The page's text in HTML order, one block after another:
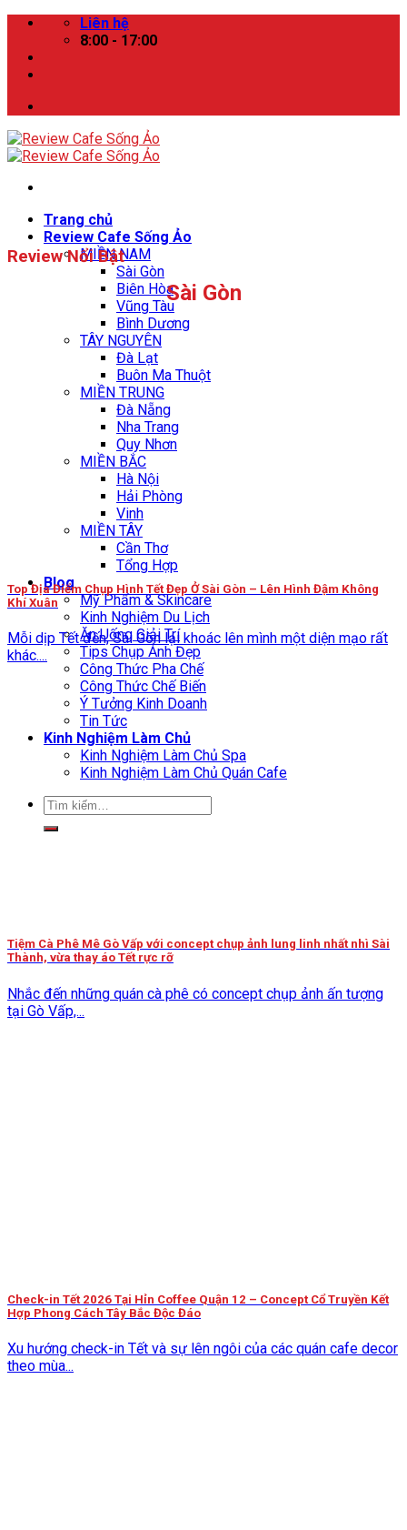
Skip
content
Liên hệ
8:00 - 17:00
Trang chủ
Review Cafe Sống Ảo
MIỀN NAM
Sài Gòn
Biên Hòa
Vũng Tàu
Bình Dương
TÂY NGUYÊN
Đà Lạt
Buôn Ma Thuột
MIỀN TRUNG
Đà Nẵng
Nha Trang
Quy Nhơn
MIỀN BẮC
Hà Nội
Hải Phòng
Vinh
MIỀN TÂY
Cần Thơ
Tổng Hợp
Blog
Mỹ Phẩm & Skincare
Kinh Nghiệm Du Lịch
Ăn Uống Giải Trí
Tips Chụp Ảnh Đẹp
Công Thức Pha Chế
Công Thức Chế Biến
Ý Tưởng Kinh Doanh
Tin Tức
Kinh Nghiệm Làm Chủ
Kinh Nghiệm Làm Chủ Spa
Kinh Nghiệm Làm Chủ Quán Cafe
Tìm
kiếm:
Review Nổi Bật
Sài Gòn
Top Địa Điểm Chụp Hình Tết Đẹp Ở Sài Gòn – Lên Hình Đậm Không
Khí Xuân
Mỗi dịp Tết đến, Sài Gòn lại khoác lên mình một diện mạo rất
khác....
Tiệm Cà Phê Mê Gò Vấp với concept chụp ảnh lung linh nhất nhì Sài
Thành, vừa thay áo Tết rực rỡ
Nhắc đến những quán cà phê có concept chụp ảnh ấn tượng
tại Gò Vấp,...
Check-in Tết 2026 Tại Hỉn Coffee Quận 12 – Concept Cổ Truyền Kết
Hợp Phong Cách Tây Bắc Độc Đáo
Xu hướng check-in Tết và sự lên ngôi của các quán cafe decor
theo mùa...